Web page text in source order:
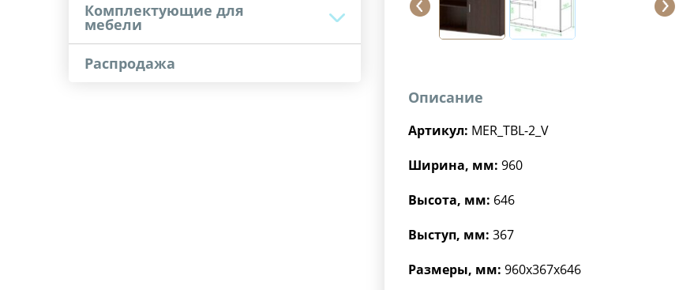
Комплектующие для
мебели
Распродажа
Описание
Артикул: MER_TBL-2_V
Ширина, мм: 960
Высота, мм: 646
Выступ, мм: 367
Размеры, мм: 960x367x646